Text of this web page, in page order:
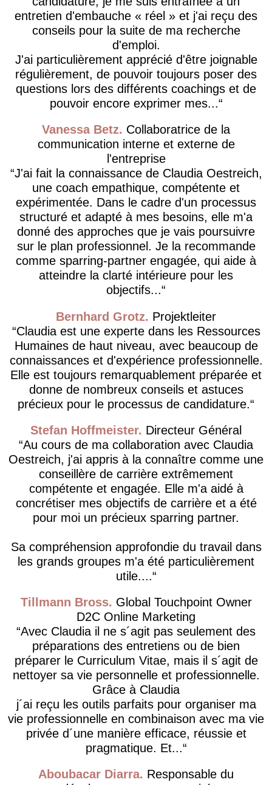
entretien d'embauche « réel » et j'ai reçu des
conseils pour la suite de ma recherche
d'emploi.
J'ai particulièrement apprécié d'être joignable
régulièrement, de pouvoir toujours poser des
questions lors des différents coachings et de
pouvoir encore exprimer mes...
Vanessa Betz Collaboratrice de la
communication interne et externe de
l'entreprise
J'ai fait la connaissance de Claudia Oestreich,
une coach empathique, compétente et
expérimentée. Dans le cadre d'un processus
structuré et adapté à mes besoins, elle m'a
donné des approches que je vais poursuivre
sur le plan professionnel. Je la recommande
comme sparring-partner engagée, qui aide à
atteindre la clarté intérieure pour les
objectifs...
Bernhard Grotz Projektleiter
Claudia est une experte dans les Ressources
Humaines de haut niveau, avec beaucoup de
connaissances et d'expérience professionnelle.
Elle est toujours remarquablement préparée et
donne de nombreux conseils et astuces
précieux pour le processus de candidature.
Stefan Hoffmeister Directeur Général
Au cours de ma collaboration avec Claudia
Oestreich, j'ai appris à la connaître comme une
conseillère de carrière extrêmement
compétente et engagée. Elle m'a aidé à
concrétiser mes objectifs de carrière et a été
pour moi un précieux sparring partner.
Sa compréhension approfondie du travail dans
les grands groupes m'a été particulièrement
utile....
Tillmann Bross
Global Touchpoint Owner
D2C Online Marketing
Avec Claudia il ne s´agit pas seulement des
préparations des entretiens ou de bien
préparer le Curriculum Vitae, mais il s´agit de
nettoyer sa vie personnelle et professionnelle.
Grâce à Claudia
j´ai reçu les outils parfaits pour organiser ma
vie professionnelle en combinaison avec ma vie
privée d´une manière efficace, réussie et
pragmatique. Et...
Aboubacar Diarra Responsable du